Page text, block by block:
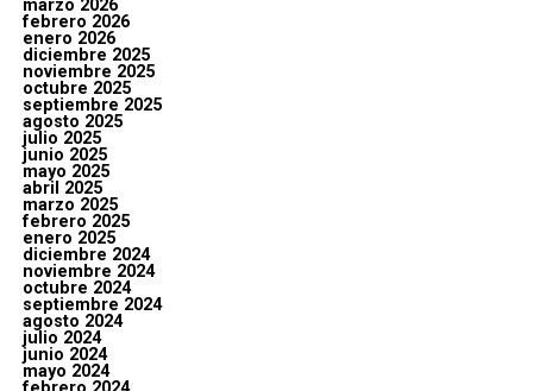
marzo 2026
febrero 2026
enero 2026
diciembre 2025
noviembre 2025
octubre 2025
septiembre 2025
agosto 2025
julio 2025
junio 2025
mayo 2025
abril 2025
marzo 2025
febrero 2025
enero 2025
diciembre 2024
noviembre 2024
octubre 2024
septiembre 2024
agosto 2024
julio 2024
junio 2024
mayo 2024